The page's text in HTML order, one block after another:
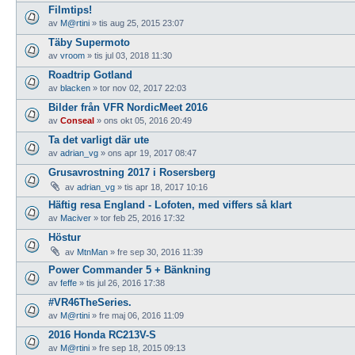
Filmtips!
av M@rtini » tis aug 25, 2015 23:07
Täby Supermoto
av vroom » tis jul 03, 2018 11:30
Roadtrip Gotland
av blacken » tor nov 02, 2017 22:03
Bilder från VFR NordicMeet 2016
av Conseal » ons okt 05, 2016 20:49
Ta det varligt där ute
av adrian_vg » ons apr 19, 2017 08:47
Grusavrostning 2017 i Rosersberg
av adrian_vg » tis apr 18, 2017 10:16
Häftig resa England - Lofoten, med viffers så klart
av Maciver » tor feb 25, 2016 17:32
Höstur
av MtnMan » fre sep 30, 2016 11:39
Power Commander 5 + Bänkning
av feffe » tis jul 26, 2016 17:38
#VR46TheSeries.
av M@rtini » fre maj 06, 2016 11:09
2016 Honda RC213V-S
av M@rtini » fre sep 18, 2015 09:13